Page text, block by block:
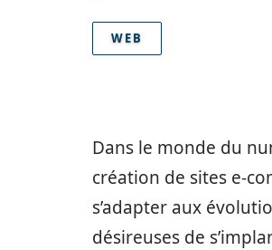
WEB
Dans le monde du
création de sites e-
s’adapter aux
désireuses de